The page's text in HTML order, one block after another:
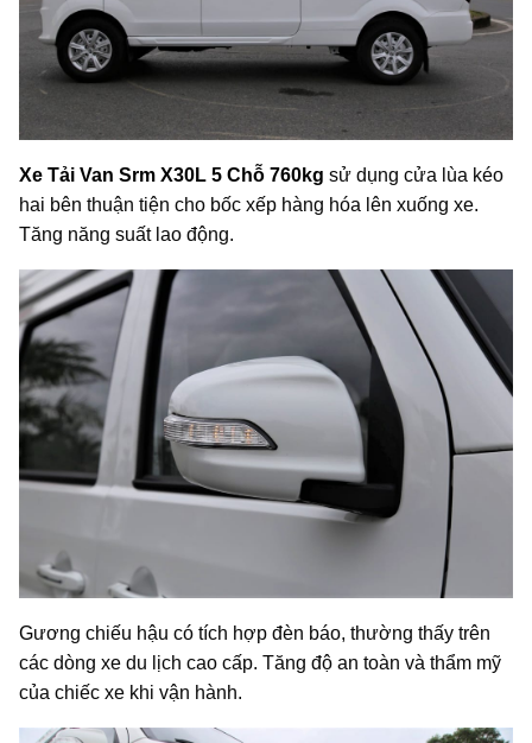
Xe Tải Van Srm X30L 5 Chỗ 760kg sử dụng cửa lùa kéo
hai bên thuận tiện cho bốc xếp hàng hóa lên xuống xe.
Tăng năng suất lao động.
Gương chiếu hậu có tích hợp đèn báo, thường thấy trên
các dòng xe du lịch cao cấp. Tăng độ an toàn và thẩm mỹ
của chiếc xe khi vận hành.